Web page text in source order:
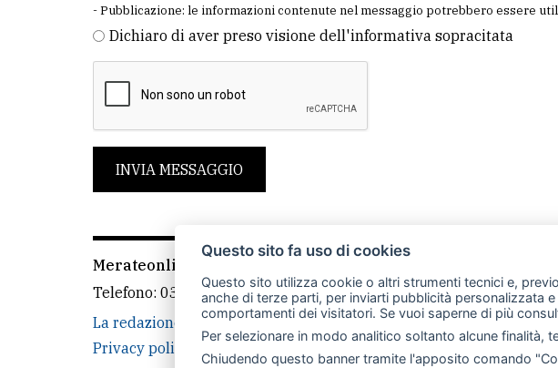
- Pubblicazione: le informazioni contenute nel messaggio potrebbero essere
Dichiaro di aver preso visione dell'informativa sopracitata
INVIA MESSAGGIO
Merateonline S.r.l.
Telefono: 039 9902881- Whatsapp: 351 3481257 - E-mail:
La redazione
MerateOnline CasateOnline RSS Made byVIP
Privacy policy
Cookie policy Rivedi le tue scelte sui cookie
Questo sito fa uso di cookies
Questo sito utilizza cookie o altri strumenti tecnici e,
anche di terze parti, per inviarti pubblicità personalizzata
comportamenti dei visitatori. Se vuoi saperne di più
Per selezionare in modo analitico soltanto alcune finalità,
Chiudendo questo banner tramite l'apposito comando